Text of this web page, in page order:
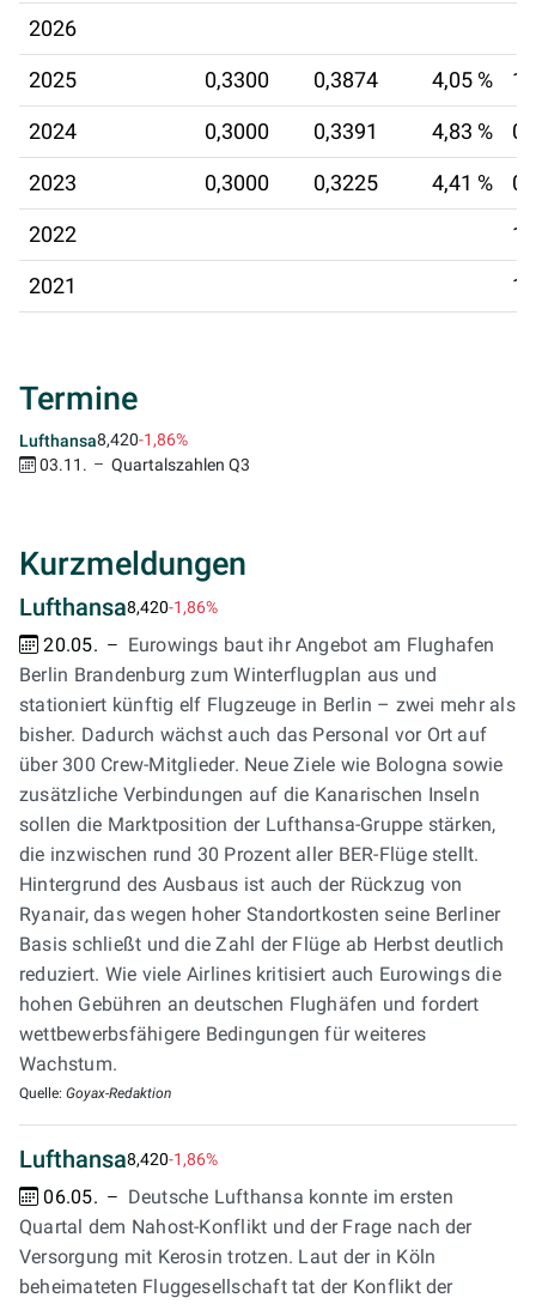
2026
2025 0,3300 0,3874 4,05 %
2024 0,3000 0,3391 4,83 %
2023 0,3000 0,3225 4,41 %
2022
2021
Termine
Lufthansa8,420-1,86%
03.11.
Quartalszahlen Q3
Kurzmeldungen
Lufthansa8,420-1,86%
20.05.
Eurowings baut ihr Angebot am Flughafen
Berlin Brandenburg zum Winterflugplan aus und
stationiert künftig elf Flugzeuge in Berlin – zwei mehr als
bisher. Dadurch wächst auch das Personal vor Ort auf
über 300 Crew-Mitglieder. Neue Ziele wie Bologna sowie
zusätzliche Verbindungen auf die Kanarischen Inseln
sollen die Marktposition der Lufthansa-Gruppe stärken,
die inzwischen rund 30 Prozent aller BER-Flüge stellt.
Hintergrund des Ausbaus ist auch der Rückzug von
Ryanair, das wegen hoher Standortkosten seine Berliner
Basis schließt und die Zahl der Flüge ab Herbst deutlich
reduziert. Wie viele Airlines kritisiert auch Eurowings die
hohen Gebühren an deutschen Flughäfen und fordert
wettbewerbsfähigere Bedingungen für weiteres
Wachstum.
Quelle: Goyax-Redaktion
Lufthansa8,420-1,86%
06.05.
Deutsche Lufthansa konnte im ersten
Quartal dem Nahost-Konflikt und der Frage nach der
Versorgung mit Kerosin trotzen. Laut der in Köln
beheimateten Fluggesellschaft tat der Konflikt der